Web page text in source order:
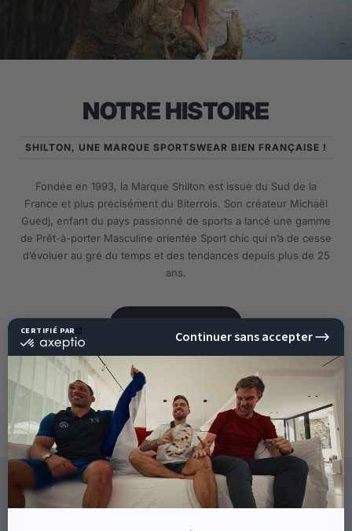
NOTRE HISTOIRE
SHILTON, UNE MARQUE SPORTSWEAR BIEN FRANÇAISE !
Fondée en 1993, la Marque Shilton est issue du Sud de la
France et plus précisément du Biterrois. Son créateur Michaël
Guedj, enfant du pays passionné de sports a lancé une gamme
de Prêt-à-porter Masculine orientée Sport chic qui n’a de cesse
d’évoluer au gré du temps et des tendances depuis plus de 25
ans.
CE QU'ILS DISENT DE NOUS
10%DE RÉDUCTION
SUR VOTRE PROCHAINE
COMMANDE !